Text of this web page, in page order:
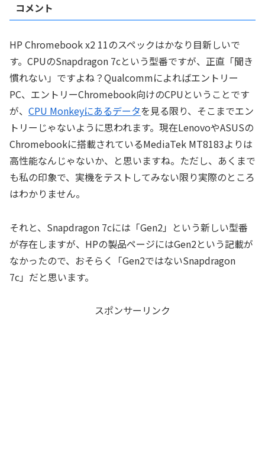
コメント
HP Chromebook x2 11のスペックはかなり目新しいで
す。CPUのSnapdragon 7cという型番ですが、正直「聞き
慣れない」ですよね？Qualcommによればエントリー
PC、エントリーChromebook向けのCPUということです
が、 CPU Monkeyにあるデータを見る限り、そこまでエン
トリーじゃないように思われます。現在LenovoやASUSの
Chromebookに搭載されているMediaTek MT8183よりは
高性能なんじゃないか、と思いますね。ただし、あくまで
も私の印象で、実機をテストしてみない限り実際のところ
はわかりません。
それと、Snapdragon 7cには「Gen2」という新しい型番
が存在しますが、HPの製品ページにはGen2という記載が
なかったので、おそらく「Gen2ではないSnapdragon
7c」だと思います。
スポンサーリンク